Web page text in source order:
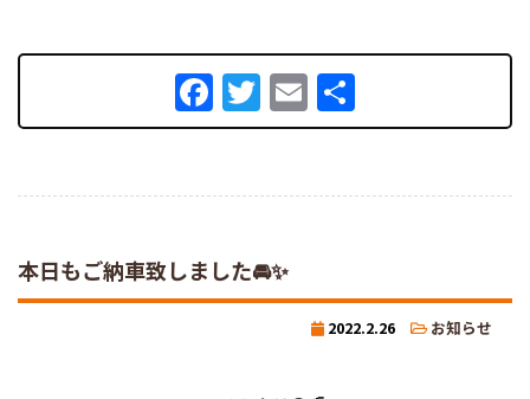
Facebook
Twitter
Email
有
本日もご納車致しました🚘✨
2022.2.26 お知らせ